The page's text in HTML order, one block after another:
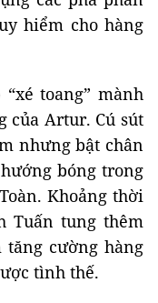
hiểm cho hàng
toang” mành
của Artur. Cú sút
nhưng bật chân
bóng trong
Khoảng thời
Tuấn tung thêm
cường hàng
tình thế.